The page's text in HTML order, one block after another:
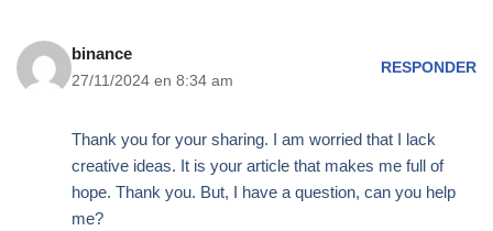
binance
27/11/2024 en 8:34 am
RESPONDER
Thank you for your sharing. I am worried that I lack
creative ideas. It is your article that makes me full of
hope. Thank you. But, I have a question, can you help
me?